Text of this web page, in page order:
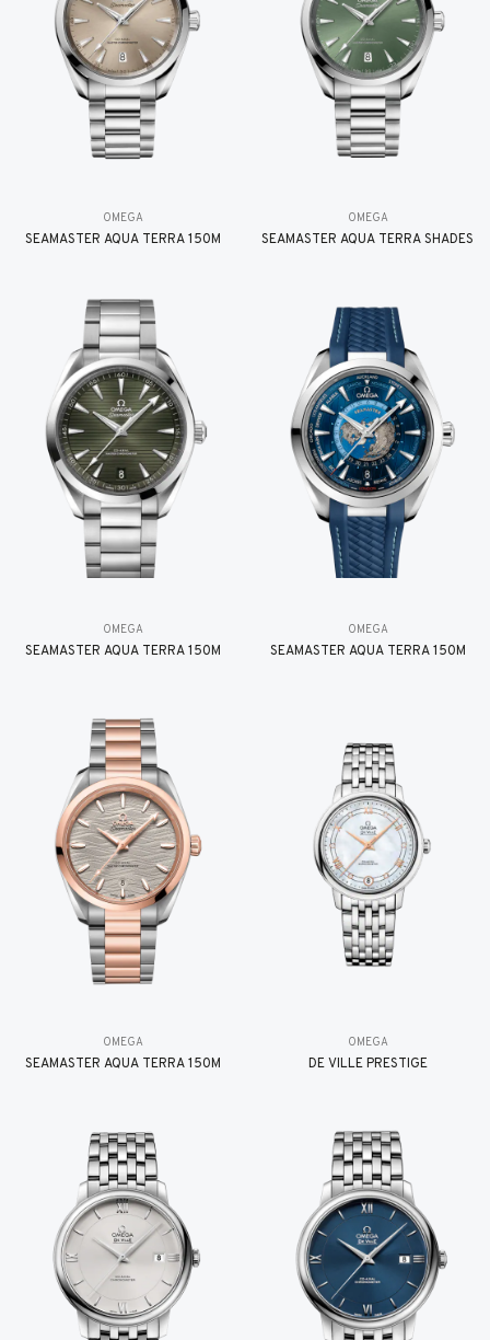
OMEGA
SEAMASTER AQUA TERRA 150M
OMEGA
SEAMASTER AQUA TERRA SHADES
OMEGA
SEAMASTER AQUA TERRA 150M
OMEGA
SEAMASTER AQUA TERRA 150M
OMEGA
SEAMASTER AQUA TERRA 150M
OMEGA
DE VILLE PRESTIGE